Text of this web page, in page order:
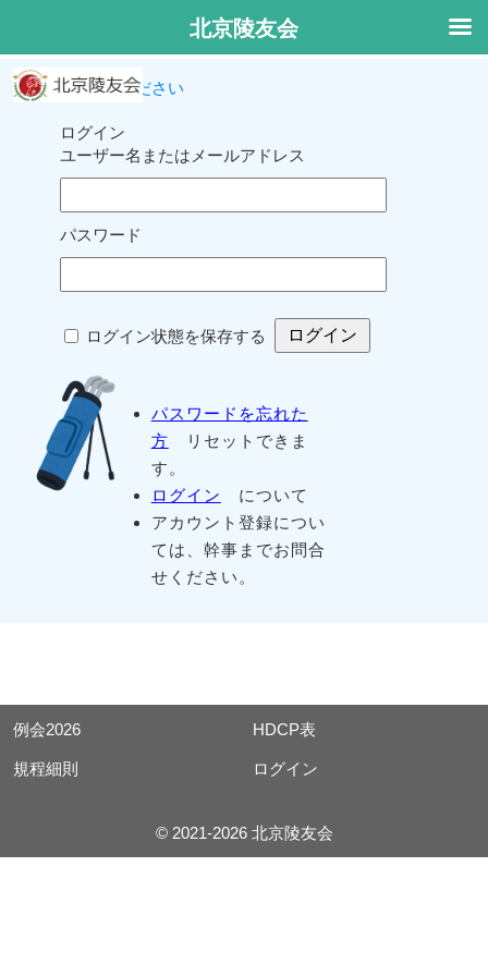
ログインしてください
ログイン
ユーザー名またはメールアドレス
パスワード
ログイン状態を保存する
パスワードを忘れた
方 リセットできま
す。
ログイン
について
アカウント登録につい
ては、幹事までお問合
せください。
例会2026 HDCP表
規程細則 ログイン
© 2021-2026 北京陵友会
北京陵友会